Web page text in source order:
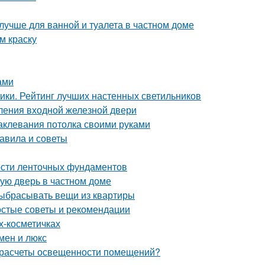
для ванной и туалета в частном доме
краску
Рейтинг лучших настенных светильников
входной железной двери
потолка своими руками
и советы
ленточных фундаментов
дверь в частном доме
вещи из квартиры
советы и рекомендации
косметичках
и люкс
освещенности помещений?